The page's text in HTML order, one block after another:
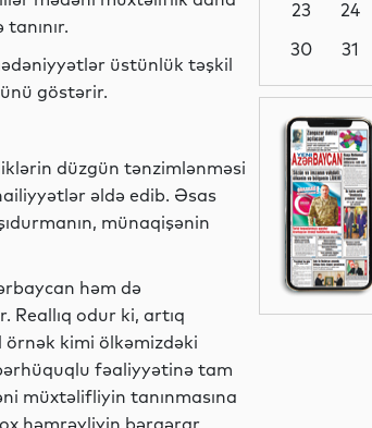
üstünlük təşkil
göstərir.
düzgün tənzimlənməsi
əldə edib. Əsas
münaqişənin
həm də
odur ki, artıq
kimi ölkəmizdəki
fəaliyyətinə tam
müxtəlifliyin tanınmasına
həmrəyliyin bərqərar
Maraqlı
Analitik
Siyasət
23
24
30
31